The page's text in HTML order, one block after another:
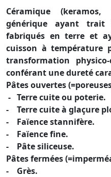
Céramique
générique ayant trait
fabriqués en terre et
cuisson à température
transformation
conférant une dureté
Pâtes ouvertes
- Terre cuite ou poterie.
- Terre cuite à glaçure
- Faïence stannifère.
- Faïence fine.
- Pâte siliceuse.
Pâtes fermées
- Grès.